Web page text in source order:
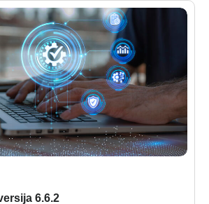
6.6.2